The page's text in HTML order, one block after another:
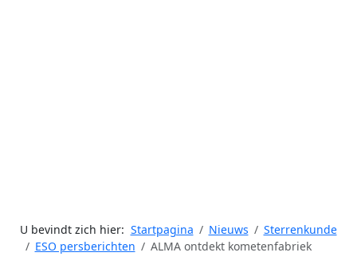
U bevindt zich hier: Startpagina Nieuws
Sterrenkunde
ESO persberichten
ALMA ontdekt kometenfabriek